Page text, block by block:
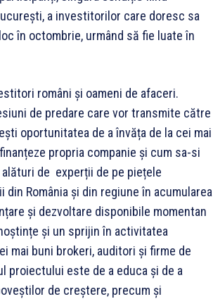
a investitorilor care doresc sa
în octombrie, urmând să fie luate în
români și oameni de afaceri.
de predare care vor transmite către
oportunitatea de a învăța de la cei mai
propria companie și cum sa-si
de experții de pe piețele
România și din regiune în acumularea
și dezvoltare disponibile momentan
și un sprijin în activitatea
mai buni brokeri, auditori și firme de
proiectului este de a educa și de a
de creștere, precum și